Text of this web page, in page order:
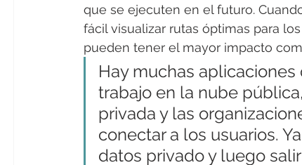
que se ejecuten en el futuro.
fácil visualizar rutas óptimas para
pueden tener el mayor impacto
Hay muchas
trabajo en la nube
privada y las
conectar a los usuarios.
datos privado y luego